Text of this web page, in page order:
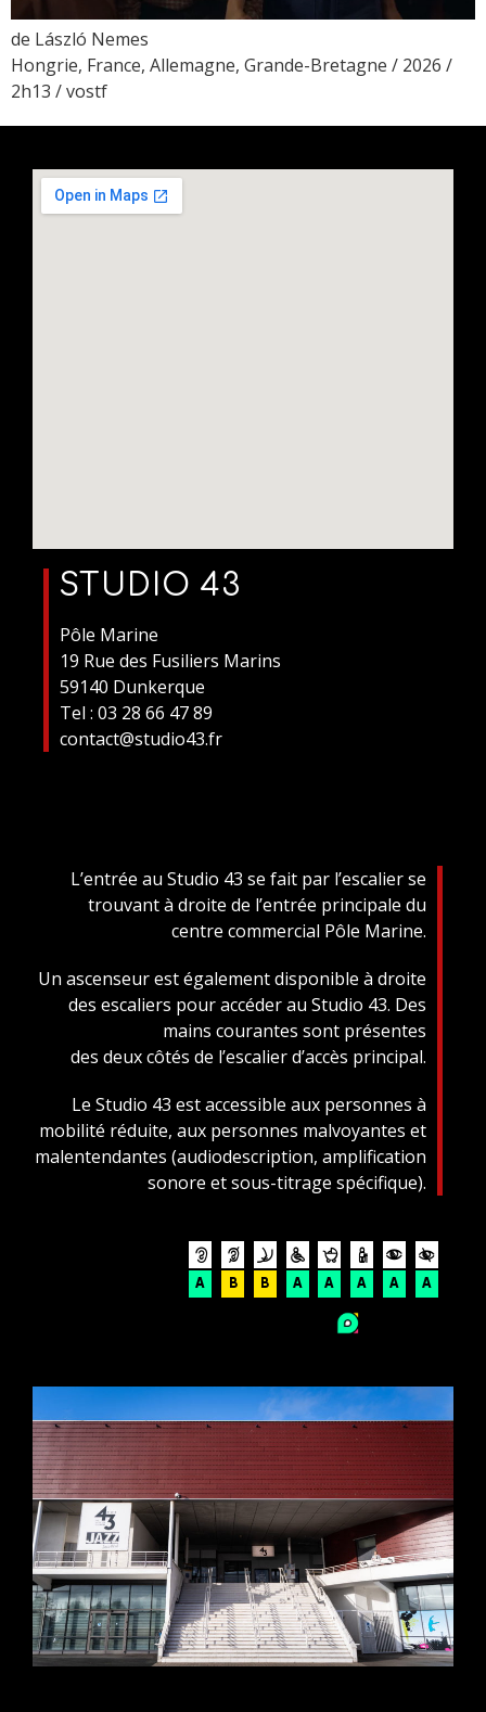
de László Nemes
Hongrie, France, Allemagne, Grande-Bretagne / 2026 /
2h13 / vostf
STUDIO 43
Pôle Marine
19 Rue des Fusiliers Marins
59140 Dunkerque
Tel : 03 28 66 47 89
contact@studio43.fr
L’entrée au Studio 43 se fait par l’escalier se
trouvant à droite de l’entrée principale du
centre commercial Pôle Marine.
Un ascenseur est également disponible à droite
des escaliers pour accéder au Studio 43. Des
mains courantes sont présentes
des deux côtés de l’escalier d’accès principal.
Le Studio 43 est accessible aux personnes à
mobilité réduite, aux personnes malvoyantes et
malentendantes (audiodescription, amplification
sonore et sous-titrage spécifique).